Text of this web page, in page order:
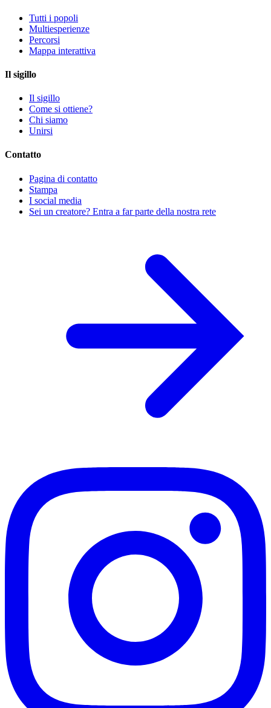
Tutti i popoli
Multiesperienze
Percorsi
Mappa interattiva
Il sigillo
Il sigillo
Come si ottiene?
Chi siamo
Unirsi
Contatto
Pagina di contatto
Stampa
I social media
Sei un creatore? Entra a far parte della nostra rete